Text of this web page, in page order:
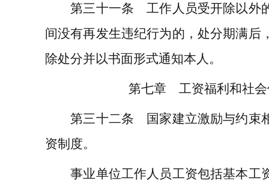
第三十一条 工作人员受开除以外
间没有再发生违纪行为的，处分期满后
除处分并以书面形式通知本人。
第七章 工资福利和社会
第三十二条 国家建立激励与约束
资制度。
事业单位工作人员工资包括基本工